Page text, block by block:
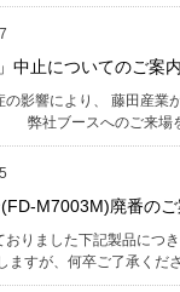
中止についてのご案内
の影響により、 藤田産
弊社ブースへのご来場
M7003M)廃番のご
りました下記製品につ
ますが、何卒ご了承く